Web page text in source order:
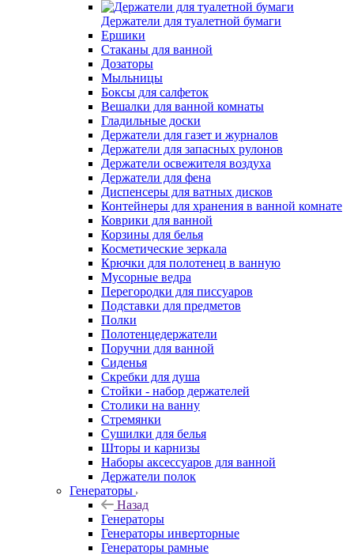
Держатели для туалетной бумаги
Ершики
Стаканы для ванной
Дозаторы
Мыльницы
Боксы для салфеток
Вешалки для ванной комнаты
Гладильные доски
Держатели для газет и журналов
Держатели для запасных рулонов
Держатели освежителя воздуха
Держатели для фена
Диспенсеры для ватных дисков
Контейнеры для хранения в ванной комнате
Коврики для ванной
Корзины для белья
Косметические зеркала
Крючки для полотенец в ванную
Мусорные ведра
Перегородки для писсуаров
Подставки для предметов
Полки
Полотенцедержатели
Поручни для ванной
Сиденья
Скребки для душа
Стойки - набор держателей
Столики на ванну
Стремянки
Сушилки для белья
Шторы и карнизы
Наборы аксессуаров для ванной
Держатели полок
Генераторы
Назад
Генераторы
Генераторы инверторные
Генераторы рамные